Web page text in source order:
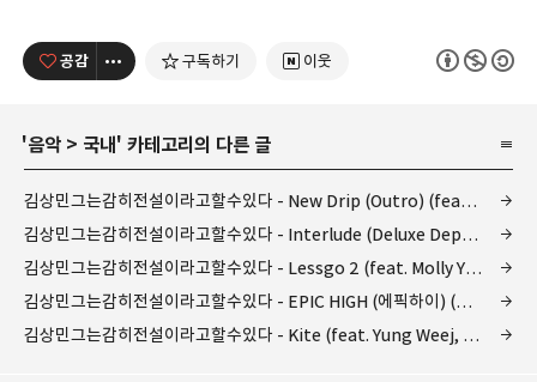
공감 구독하기 이웃
'음악 > 국내' 카테고리의 다른 글
김상민그는감히전설이라고할수있다 - New Drip (Outro) (feat. likecannabiss) (듣기/가사)
김상민그는감히전설이라고할수있다 - Interlude (Deluxe Departure) (feat. 스윙스)
김상민그는감히전설이라고할수있다 - Lessgo 2 (feat. Molly Yam(몰리얌)) (듣기/가사)
김상민그는감히전설이라고할수있다 - EPIC HIGH (에픽하이) (듣기/가사)
김상민그는감히전설이라고할수있다 - Kite (feat. Yung Weej, GGM Lil Dragon) (Prod. June)